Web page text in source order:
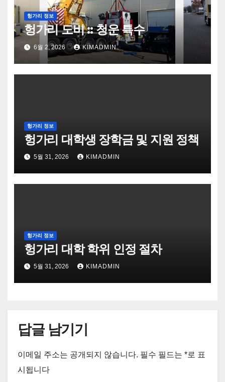
헝가리 정보
헝가리 도비 :: 청운 특수
6월 2, 2026 KIMADMIN
헝가리 정보
헝가리 대학생 장학금 및 지원 정책
5월 31, 2026 KIMADMIN
헝가리 정보
헝가리 대학 학위 인정 절차
5월 31, 2026 KIMADMIN
답글 남기기
이메일 주소는 공개되지 않습니다. 필수 필드는 *로 표
시됩니다